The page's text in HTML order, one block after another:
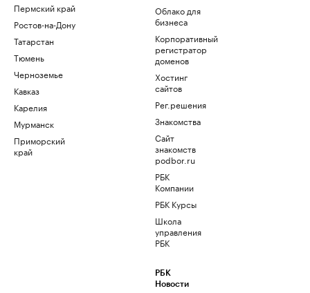
Пермский край
Ростов-на-Дону
Татарстан
Тюмень
Черноземье
Кавказ
Карелия
Мурманск
Приморский
край
Облако для
бизнеса
Корпоративный
регистратор
доменов
Хостинг
сайтов
Рег.решения
Знакомства
Сайт
знакомств
podbor.ru
РБК
Компании
РБК Курсы
Школа
управления
РБК
РБК
Новости